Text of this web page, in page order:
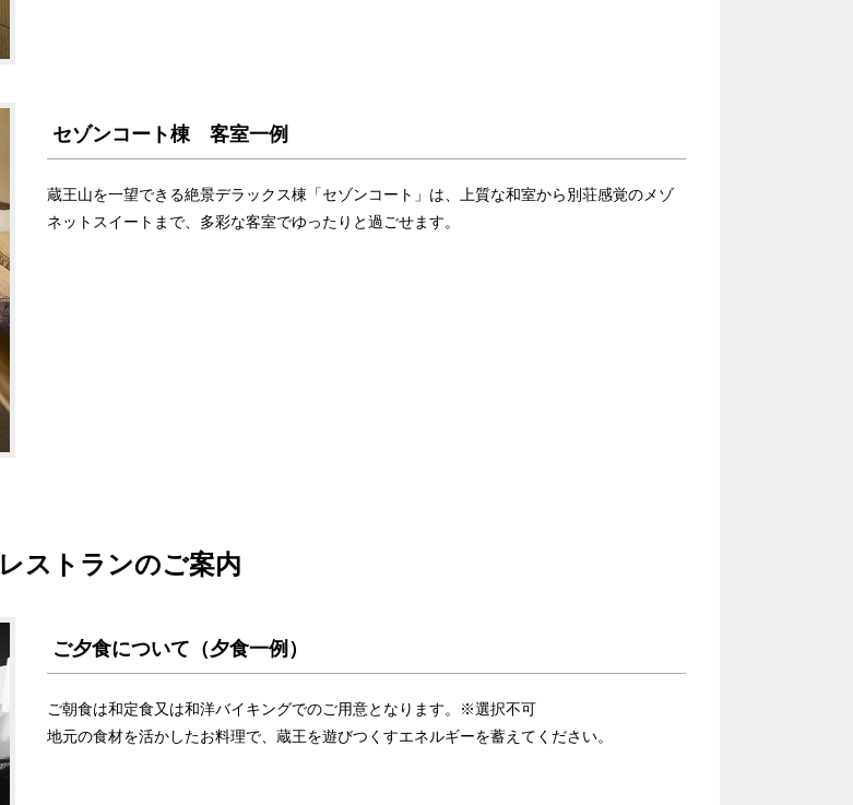
セゾンコート棟 客室一例
蔵王山を一望できる絶景デラックス棟「セゾンコート」は、上質な和室から別荘感覚のメゾ
ネットスイートまで、多彩な客室でゆったりと過ごせます。
レストランのご案内
ご夕食について（夕食一例）
ご朝食は和定食又は和洋バイキングでのご用意となります。※選択不可
地元の食材を活かしたお料理で、蔵王を遊びつくすエネルギーを蓄えてください。